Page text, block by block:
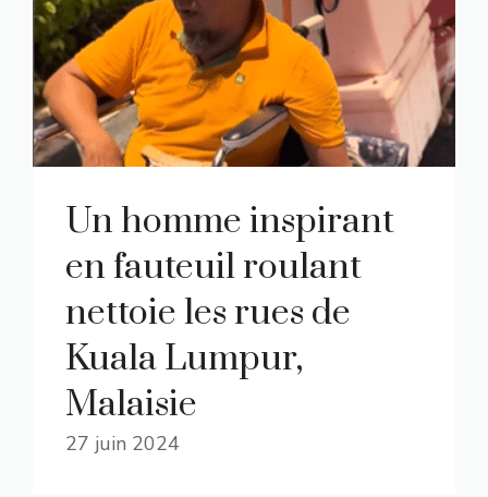
Un homme inspirant
en fauteuil roulant
nettoie les rues de
Kuala Lumpur,
Malaisie
27 juin 2024